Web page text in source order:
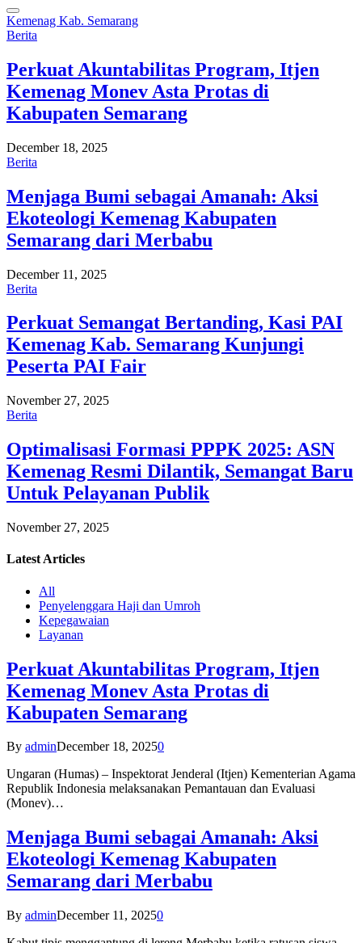
Kemenag Kab. Semarang
Berita
Perkuat Akuntabilitas Program, Itjen
Kemenag Monev Asta Protas di
Kabupaten Semarang
December 18, 2025
Berita
Menjaga Bumi sebagai Amanah: Aksi
Ekoteologi Kemenag Kabupaten
Semarang dari Merbabu
December 11, 2025
Berita
Perkuat Semangat Bertanding, Kasi PAI
Kemenag Kab. Semarang Kunjungi
Peserta PAI Fair
November 27, 2025
Berita
Optimalisasi Formasi PPPK 2025: ASN
Kemenag Resmi Dilantik, Semangat Baru
Untuk Pelayanan Publik
November 27, 2025
Latest Articles
All
Penyelenggara Haji dan Umroh
Kepegawaian
Layanan
Perkuat Akuntabilitas Program, Itjen
Kemenag Monev Asta Protas di
Kabupaten Semarang
By adminDecember 18, 20250
Ungaran (Humas) – Inspektorat Jenderal (Itjen) Kementerian Agama
Republik Indonesia melaksanakan Pemantauan dan Evaluasi
(Monev)…
Menjaga Bumi sebagai Amanah: Aksi
Ekoteologi Kemenag Kabupaten
Semarang dari Merbabu
By adminDecember 11, 20250